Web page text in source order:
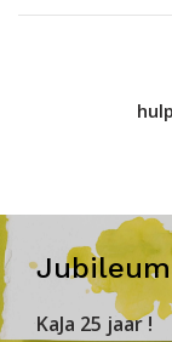
KaJa 25 jaar !